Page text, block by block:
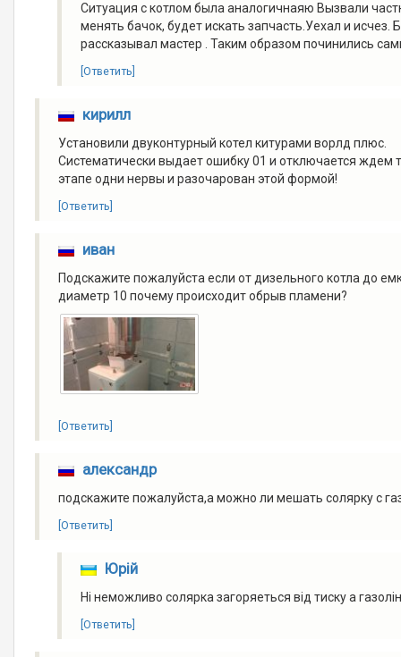
Ситуация с котлом была аналогичнаяю Вызвали
менять бачок, будет искать запчасть.Уехал и
рассказывал мастер . Таким образом починились
[Ответить]
кирилл
Установили двуконтурный котел китурами ворлд плюс.
Систематически выдает ошибку 01 и отключается ждем
этапе одни нервы и разочарован этой формой!
[Ответить]
иван
Подскажите пожалуйста если от дизельного котла до
диаметр 10 почему происходит обрыв пламени?
[Ответить]
александр
подскажите пожалуйста,а можно ли мешать солярку с
[Ответить]
Юрій
Ні неможливо солярка загоряеться від тиску а газолін
[Ответить]